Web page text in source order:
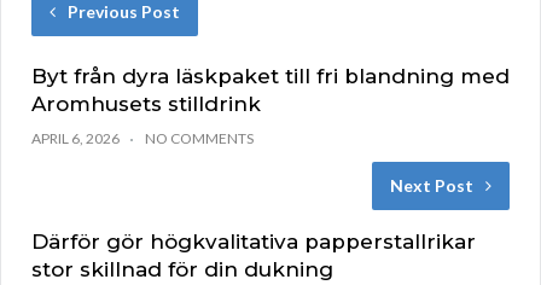
Previous Post
Byt från dyra läskpaket till fri blandning med
Aromhusets stilldrink
APRIL 6, 2026 NO COMMENTS
Next Post
Därför gör högkvalitativa papperstallrikar
stor skillnad för din dukning